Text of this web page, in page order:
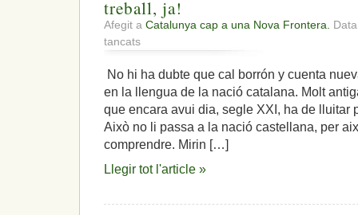
ciutadans
‘si’
volen
estat
independent
front
al
43,7%
‘no’
,i,
el
econòmic
treball, ja!
Afegit a Catalunya cap a una Nova Frontera.
tancats
Govern
Generalitat:
Inici
d’una
comissió
de
ja!
No hi ha dubte que cal borrón y cuenta
en la llengua de la nació catalana. Molt
que encara avui dia, segle XXI, ha de lluitar
Això no li passa a la nació castellana, per
comprendre. Mirin […]
Llegir tot l'article »